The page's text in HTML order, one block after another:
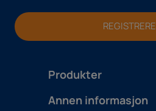
Produkter
REGISTRERE
Annen informasjon